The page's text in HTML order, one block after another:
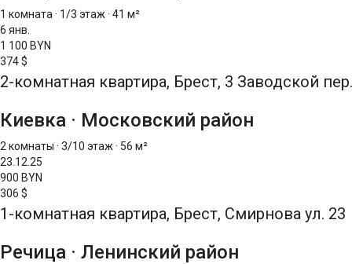
1 комната · 1/3 этаж · 41 м²
6 янв.
1 100 BYN
374 $
2-комнатная квартира, Брест, 3 Заводской
Киевка · Московский район
2 комнаты · 3/10 этаж · 56 м²
23.12.25
900 BYN
306 $
1-комнатная квартира, Брест, Смирнова ул. 23
Речица · Ленинский район